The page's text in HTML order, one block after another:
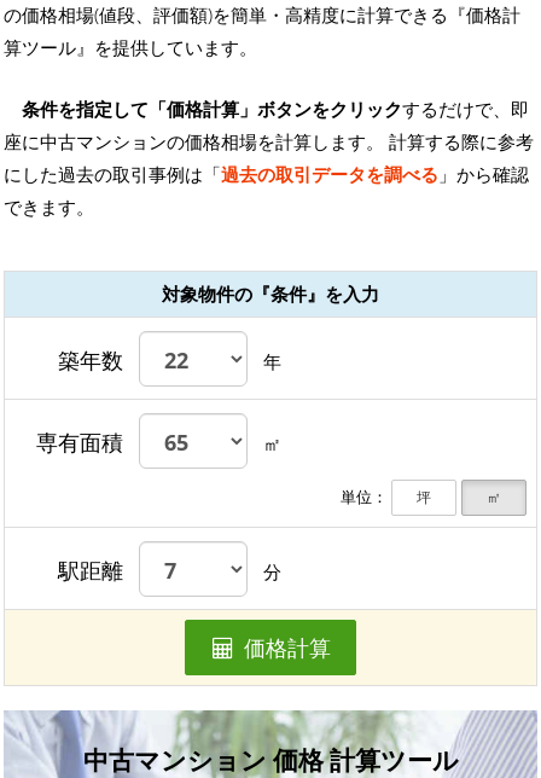
の価格相場(値段、評価額)を簡単・高精度に計算できる『価格計
算ツール』を提供しています。
条件を指定して「価格計算」ボタンをクリックするだけで、即
座に中古マンションの価格相場を計算します。 計算する際に参考
にした過去の取引事例は「過去の取引データを調べる 」から確認
できます。
対象物件の『条件』を入力
築年数 年
専有面積 ㎡
単位： 坪 ㎡
駅距離 分
価格計算
中古マンション 価格 計算ツール